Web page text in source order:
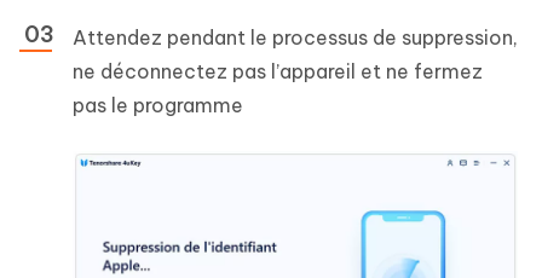
Attendez pendant le processus de suppression,
ne déconnectez pas l’appareil et ne fermez
pas le programme